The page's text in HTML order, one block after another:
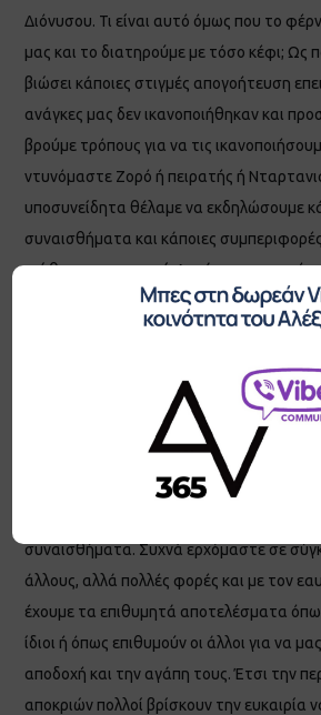
Διόνυσου. Τι είναι αυτό όμως που το
μας και το διατηρούμε με τόσο κέφι; Ως
βιώσει κάποιες στιγμές απογοήτευση
ανάγκες μας δεν ικανοποιήθηκαν και
βρούμε τρόπους για να τις
ντυνόμαστε Ζορό ή πειρατής ή
υποσυνείδητα θέλαμε να εκδηλώσουμε
συναισθήματα και κάποιες
νιώθαμε σημαντικοί. Αυτά που
είχαμε ανάγκη να πάρουμε από τους
και η αγάπη τους και προκειμένου να το
που προκαλούσαν το ενδιαφέρον των
όμως οι περισσότεροι άνθρωποι έχουν
ρόλους που είτε πράγματι δεν έχουν
πιστεύουν πως τους έχουν επιβληθεί από
συναισθήματα. Συχνά ερχόμαστε σε
άλλους, αλλά πολλές φορές και με τον
έχουμε τα επιθυμητά αποτελέσματα
ίδιοι ή όπως επιθυμούν οι άλλοι για να
αποδοχή και την αγάπη τους. Έτσι την
αποκριών πολλοί βρίσκουν την ευκαιρία